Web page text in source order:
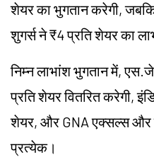
शेयर का भुगतान करेगी,
शुगर्स ने ₹4 प्रति शेयर का
निम्न लाभांश भुगतान में,
प्रति शेयर वितरित करेगी,
शेयर, और GNA एक्सल्स और
प्रत्येक।